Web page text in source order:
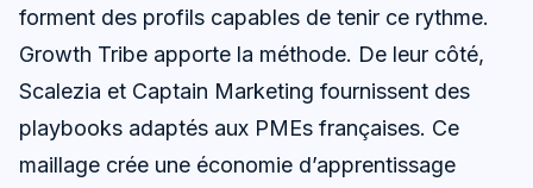
forment des profils capables de tenir ce rythme.
Growth Tribe apporte la méthode. De leur côté,
Scalezia et Captain Marketing fournissent des
playbooks adaptés aux PMEs françaises. Ce
maillage crée une économie d’apprentissage